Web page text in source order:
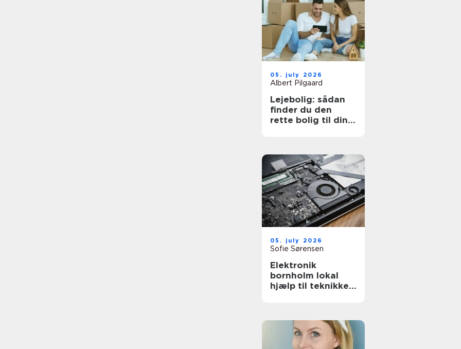
05. july 2026
Albert Pilgaard
Lejebolig: sådan
finder du den
rette bolig til din
05. july 2026
Sofie Sørensen
Elektronik
bornholm lokal
hjælp til teknikken